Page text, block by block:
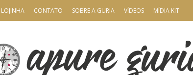
LOJINHA CONTATO SOBRE A GURIA VÍDEOS MÍDIA KIT